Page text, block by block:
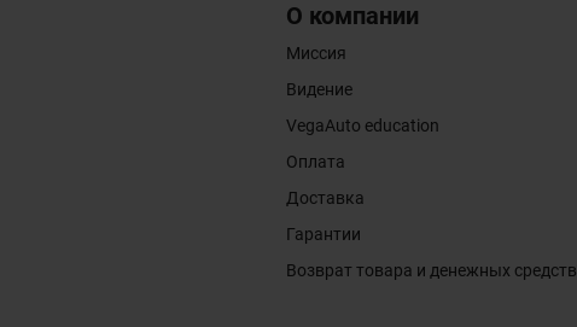
О компании
Миссия
Видение
VegaAuto education
Оплата
Доставка
Гарантии
Возврат товара и денежных средств